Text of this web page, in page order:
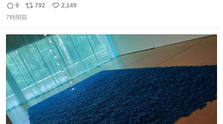
ルエクスプレス』が今夜、初運行！ 岐阜羽島駅で夜を越す
東海道新幹線。寝台列車じゃないのに、朝まで新幹線とい
エクスプレス
返
信
9
リ
ポ
ト
数
792
い
数
2,149
7時間前